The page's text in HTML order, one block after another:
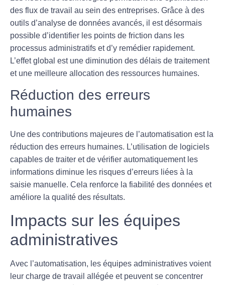
des flux de travail au sein des entreprises. Grâce à des
outils d’analyse de données avancés, il est désormais
possible d’identifier les points de friction dans les
processus administratifs et d’y remédier rapidement.
L’effet global est une diminution des délais de traitement
et une meilleure allocation des ressources humaines.
Réduction des erreurs
humaines
Une des contributions majeures de l’automatisation est la
réduction des erreurs humaines. L’utilisation de logiciels
capables de traiter et de vérifier automatiquement les
informations diminue les risques d’erreurs liées à la
saisie manuelle. Cela renforce la fiabilité des données et
améliore la qualité des résultats.
Impacts sur les équipes
administratives
Avec l’automatisation, les équipes administratives voient
leur charge de travail allégée et peuvent se concentrer